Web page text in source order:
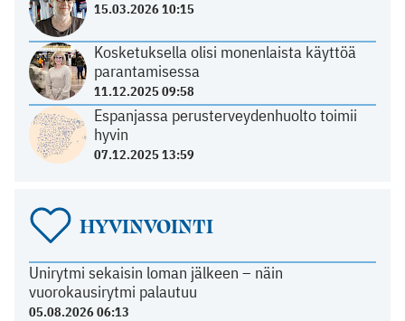
15.03.2026 10:15
Kosketuksella olisi monenlaista käyttöä
parantamisessa
11.12.2025 09:58
Espanjassa perusterveydenhuolto toimii
hyvin
07.12.2025 13:59
HYVINVOINTI
Unirytmi sekaisin loman jälkeen – näin
vuorokausirytmi palautuu
05.08.2026 06:13